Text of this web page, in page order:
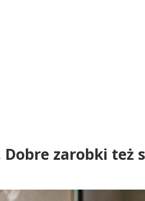
zarobki też